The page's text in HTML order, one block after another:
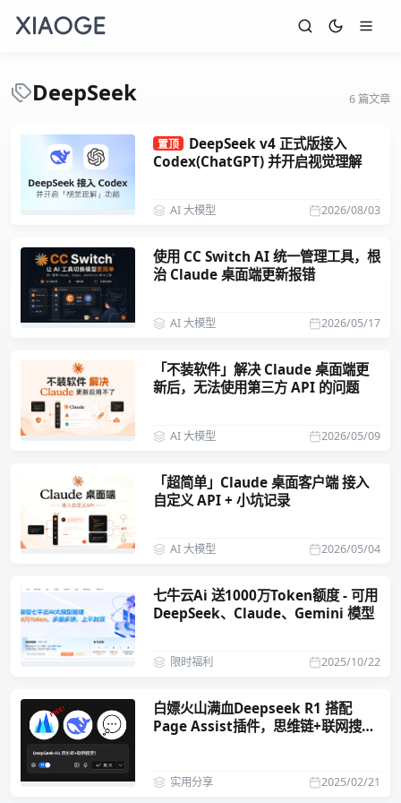
DeepSeek 6 篇文章
置顶
DeepSeek v4 正式版接入
Codex(ChatGPT) 并开启视觉理解
2026/08/03
AI 大模型
使用 CC Switch AI 统一管理工具，根
治 Claude 桌面端更新报错
2026/05/17
AI 大模型
「不装软件」解决 Claude 桌面端更
新后，无法使用第三方 API 的问题
2026/05/09
AI 大模型
「超简单」Claude 桌面客户端 接入
自定义 API + 小坑记录
2026/05/04
AI 大模型
七牛云Ai 送1000万Token额度 - 可用
DeepSeek、Claude、Gemini 模型
2025/10/22
限时福利
白嫖火山满血Deepseek R1 搭配
Page Assist插件，思维链+联网搜索
2025/02/21
实用分享